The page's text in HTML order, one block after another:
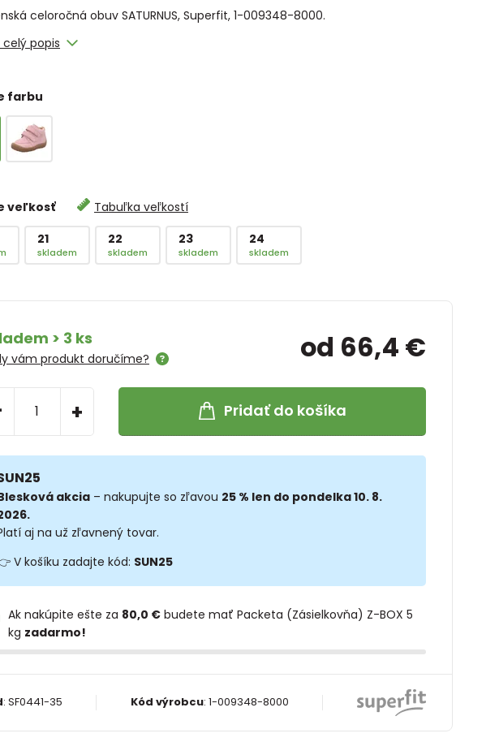
celoročná obuv SATURNUS, Superfit, 1-009348-8000.
popis
farbu
veľkosť
Tabuľka veľkostí
21
skladem
22
skladem
23
skladem
24
skladem
> 3 ks
vám produkt doručíme? od 66,4 €
+ Pridať do košíka
akcia– nakupujte so zľavou 25 % len do pondelka 10. 8.
aj na už zľavnený tovar.
V košíku zadajte kód: SUN25
Ak nakúpite ešte za 80,0 €budete mať Packeta (Zásielkovňa) Z-BOX 5
kg zadarmo!
: SF0441-35 Kód výrobcu: 1-009348-8000